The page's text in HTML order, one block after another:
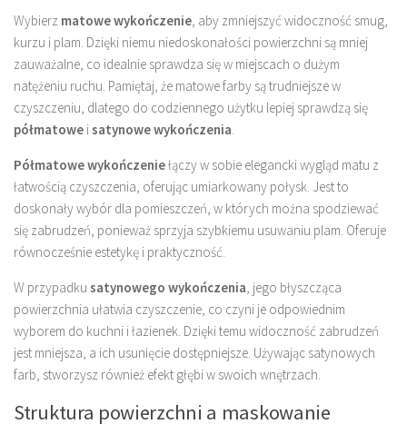
Wybierz matowe wykończenie, aby zmniejszyć widoczność smug,
kurzu i plam. Dzięki niemu niedoskonałości powierzchni są mniej
zauważalne, co idealnie sprawdza się w miejscach o dużym
natężeniu ruchu. Pamiętaj, że matowe farby są trudniejsze w
czyszczeniu, dlatego do codziennego użytku lepiej sprawdzą się
półmatowe isatynowe wykończenia.
Półmatowe wykończeniełączy w sobie elegancki wygląd matu z
łatwością czyszczenia, oferując umiarkowany połysk. Jest to
doskonały wybór dla pomieszczeń, w których można spodziewać
się zabrudzeń, ponieważ sprzyja szybkiemu usuwaniu plam. Oferuje
równocześnie estetykę i praktyczność.
W przypadku satynowego wykończenia, jego błyszcząca
powierzchnia ułatwia czyszczenie, co czyni je odpowiednim
wyborem do kuchni i łazienek. Dzięki temu widoczność zabrudzeń
jest mniejsza, a ich usunięcie dostępniejsze. Używając satynowych
farb, stworzysz również efekt głębi w swoich wnętrzach.
Struktura powierzchni a maskowanie